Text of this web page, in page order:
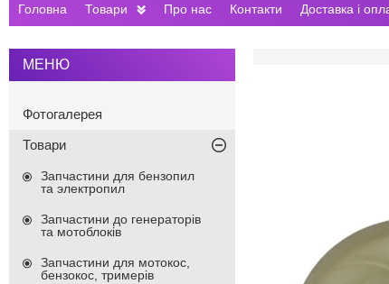
Головна Товари Про нас Контакти Доставка і
Фотогалерея
Товари
Запчастини для бензопил
та электропил
Запчастини до генераторів
та мотоблоків
Запчастини для мотокос,
бензокос, тримерів